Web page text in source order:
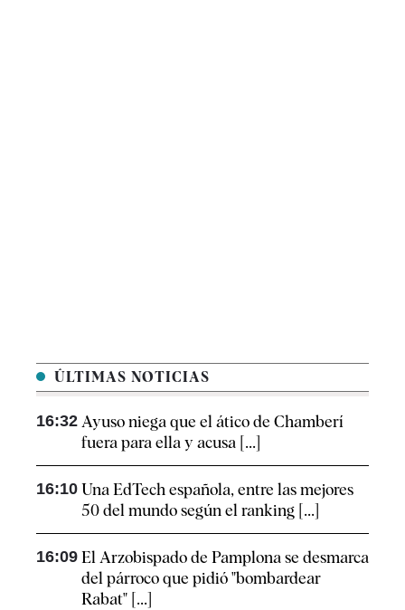
ÚLTIMAS NOTICIAS
16:32 Ayuso niega que el ático de Chamberí
fuera para ella y acusa [...]
16:10 Una EdTech española, entre las mejores
50 del mundo según el ranking [...]
16:09 El Arzobispado de Pamplona se desmarca
del párroco que pidió "bombardear
Rabat" [...]